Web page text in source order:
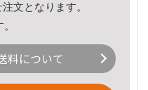
文となります。
料について